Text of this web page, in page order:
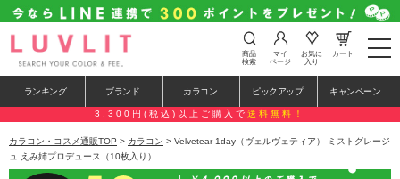
t
o
e
n
a
商品
検索
マイ
ページ
お気に
入り
カート
ランキング ブランド カラコン ピックアップ キャンペーン
3,300円(税込)以上ご購入で 送料無料！
カラコン・コスメ通販TOP > カラコン > Velvetear 1day（ヴェルヴェティア） ミストグレージ
ュ えみ姉プロデュース（10枚入り）